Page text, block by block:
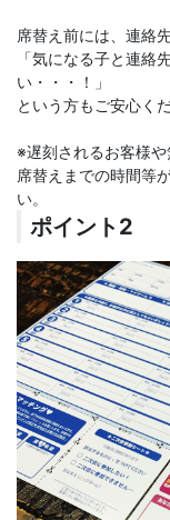
席替え前には、連絡
「気になる子と連絡
い・・・！」
という方もご安心く
※遅刻されるお客様
席替えまでの時間等
い。
ポイント2